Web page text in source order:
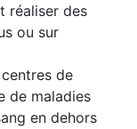
réaliser des
ou sur
de
de maladies
en dehors